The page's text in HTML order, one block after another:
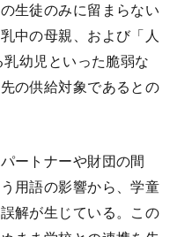
生徒のみに留まらない
中の母親、および「人
幼児といった脆弱な
の供給対象であるとの
ートナーや財団の間
用語の影響から、学童
解が生じている。この